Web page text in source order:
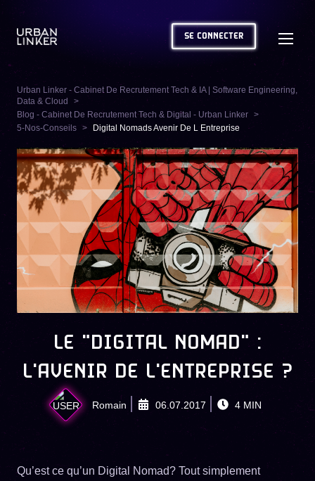
SE CONNECTER
Urban Linker - Cabinet De Recrutement Tech & IA | Software Engineering,
Data & Cloud
Blog - Cabinet De Recrutement Tech & Digital - Urban Linker
5-Nos-Conseils
Digital Nomads Avenir De L Entreprise
LE "DIGITAL NOMAD" :
L'AVENIR DE L'ENTREPRISE ?
Romain 06.07.2017 4 MIN
Qu’est ce qu’un Digital Nomad? Tout simplement